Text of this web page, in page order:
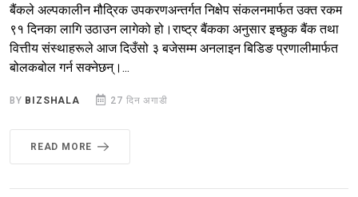
बैंकले अल्पकालीन मौद्रिक उपकरणअन्तर्गत निक्षेप संकलनमार्फत उक्त रकम
९१ दिनका लागि उठाउन लागेको हो।राष्ट्र बैंकका अनुसार इच्छुक बैंक तथा
वित्तीय संस्थाहरूले आज दिउँसो ३ बजेसम्म अनलाइन बिडिङ प्रणालीमार्फत
बोलकबोल गर्न सक्नेछन्।...
BY BIZSHALA 27 दिन अगाडी
READ MORE